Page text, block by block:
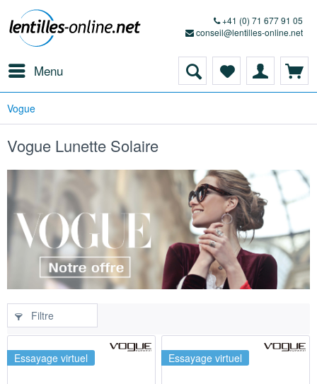
+41 (0) 71 677 91 05
conseil@lentilles-online.net
Menu
Vogue
Vogue Lunette Solaire
Filtre
Essayage virtuel Essayage virtuel